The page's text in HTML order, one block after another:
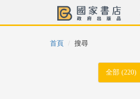
首頁 搜尋
全部 (220)